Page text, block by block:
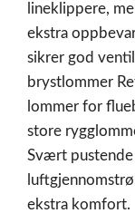
lineklippere,
ekstra
sikrer god
brystlommer
lommer for
store
Svært pustende
ekstra komfort.